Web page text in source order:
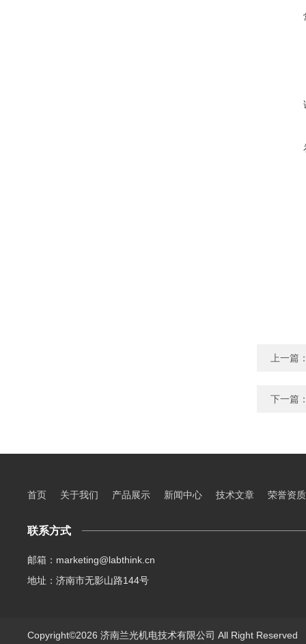
上一篇
下一篇
首页 关于我们 产品展示 新闻中心 技术文章 荣誉资质
联系方式
邮箱：marketing@labthink.cn
地址：济南市无影山路144号
Copyright©2026 济南兰光机电技术有限公司 All Right